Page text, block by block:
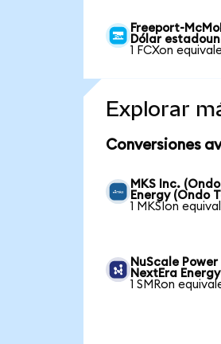
Freeport-
Dólar
1 FCXon
Explorar
Conversiones
MKS Inc.
Energy (Ondo
1 MKSIon
NuScale
NextEra
1 SMRon